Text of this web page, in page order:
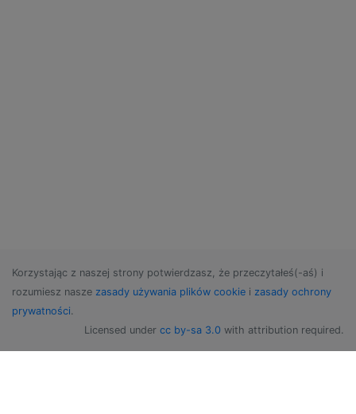
Korzystając z naszej strony potwierdzasz, że przeczytałeś(-aś) i
rozumiesz nasze zasady używania plików cookie i zasady ochrony
prywatności.
Licensed under cc by-sa 3.0 with attribution required.